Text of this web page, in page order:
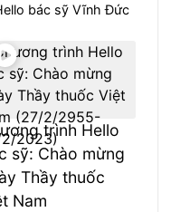
bác sỹ Vĩnh Đức
trình Hello
sỹ: Chào mừng
Thầy thuốc
Nam